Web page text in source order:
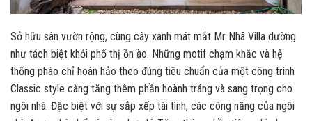
Sở hữu sân vườn rộng, cùng cây xanh mát mắt Mr Nhã Villa dường
như tách biệt khỏi phố thị ồn ào. Những motif chạm khắc và hệ
thống phào chỉ hoàn hảo theo đúng tiêu chuẩn của một công trình
Classic style càng tăng thêm phần hoành tráng và sang trọng cho
ngôi nhà. Đặc biệt với sự sắp xếp tài tình, các công năng của ngôi